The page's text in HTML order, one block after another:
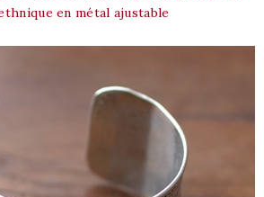
en métal ajustable